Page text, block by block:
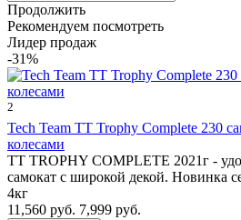
Продолжить
Рекомендуем посмотреть
Лидер продаж
-31%
2
Tech Team TT Trophy Complete 230
колесами
TT TROPHY COMPLETE 2021г -
самокат с широкой декой. Новинка
4кг
11,560 руб. 7,999 руб.